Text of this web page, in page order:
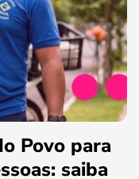
Povo para
saiba